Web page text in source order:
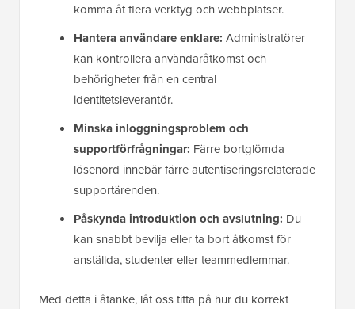
komma åt flera verktyg och webbplatser.
Hantera användare enklare: Administratörer
kan kontrollera användaråtkomst och
behörigheter från en central
identitetsleverantör.
Minska inloggningsproblem och
supportförfrågningar: Färre bortglömda
lösenord innebär färre autentiseringsrelaterade
supportärenden.
Påskynda introduktion och avslutning: Du
kan snabbt bevilja eller ta bort åtkomst för
anställda, studenter eller teammedlemmar.
Med detta i åtanke, låt oss titta på hur du korrekt